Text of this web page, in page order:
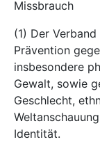
Missbrauch
(1) Der
Prävention
insbesondere
Gewalt, sowie
Geschlecht,
Identität.